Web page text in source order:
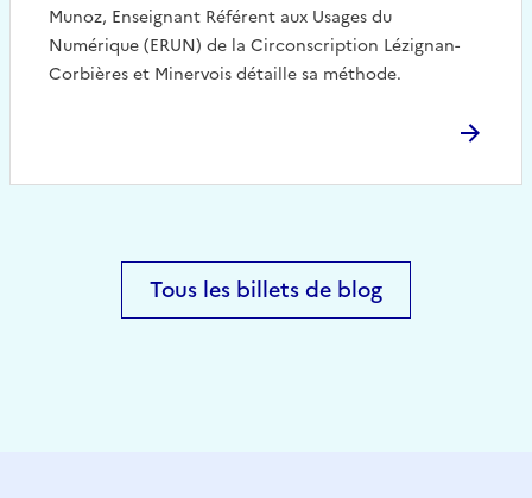
Munoz, Enseignant Référent aux Usages du
Numérique (ERUN) de la Circonscription Lézignan-
Corbières et Minervois détaille sa méthode.
Tous les billets de blog